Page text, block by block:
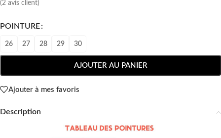
(2 avis client)
POINTURE
26 27 28 29 30
AJOUTER AU PANIER
Ajouter à mes favoris
Description